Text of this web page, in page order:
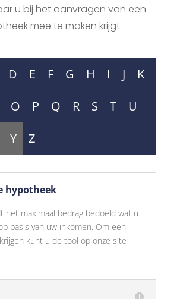
u bij het aanvragen van een
mee te maken krijgt.
D E F G H I J
K
O P Q R S T
U
Y Z
hypotheek
het maximaal bedrag bedoeld wat u
basis van uw inkomen. Om een
kunt u de tool op onze site